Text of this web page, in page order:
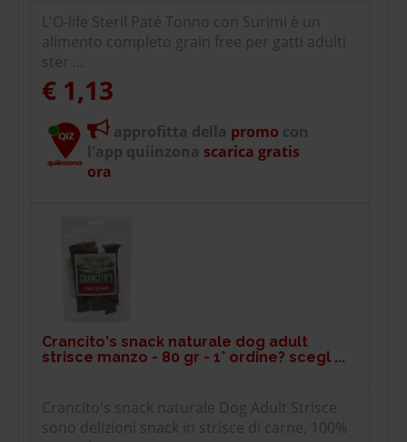
L'O-life Steril Paté Tonno con Surimi è un
alimento completo grain free per gatti adulti
ster ...
€ 1,13
approfitta della promo con
l'app quiinzona scarica gratis
ora
Crancito's snack naturale dog adult
strisce manzo - 80 gr - 1° ordine? scegl ...
Crancito's snack naturale Dog Adult Strisce
sono delizioni snack in strisce di carne, 100%